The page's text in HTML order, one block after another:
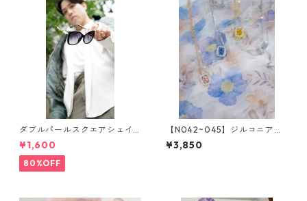
ダブルパールスクエアシェイ
プサングラス(Black) ** SinSin
*
¥1,600
80%OFF
【N042~045】ジルコニアス
ピカピカ クエアボックスネ
ックレス（4colors)*SinSin
¥3,850